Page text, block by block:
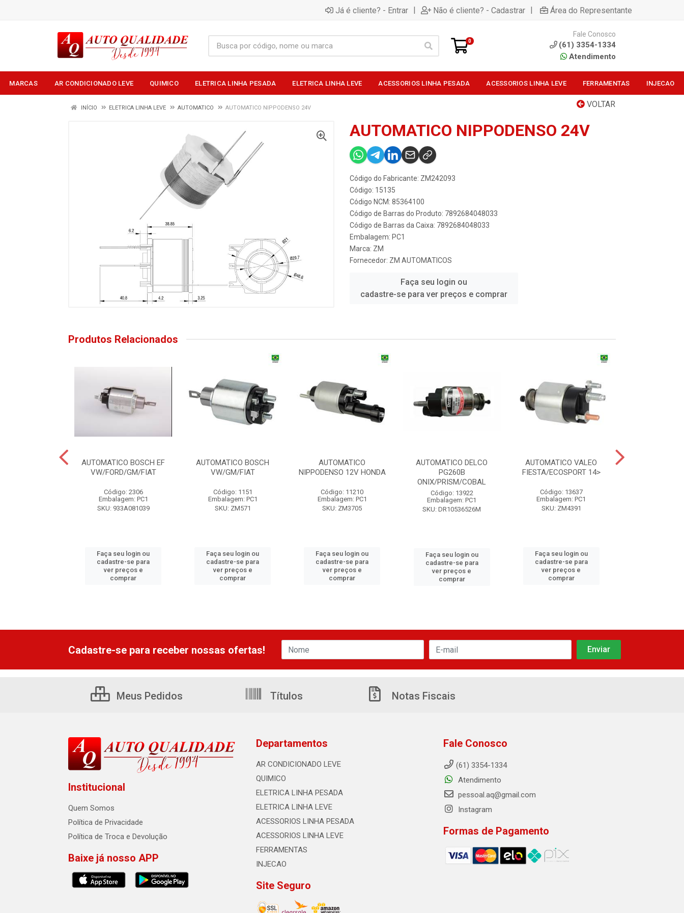
Já é cliente? - Entrar | Não é cliente? - Cadastrar | Área do Representante
0
Fale Conosco
(61) 3354-1334
Atendimento
MARCAS AR CONDICIONADO LEVE QUIMICO ELETRICA LINHA PESADA ELETRICA LINHA LEVE ACESSORIOS LINHA PESADA ACESSORIOS LINHA LEVE FERRAMENTAS INJECAO
VOLTAR
INÍCIO ELETRICA LINHA LEVE AUTOMATICO AUTOMATICO NIPPODENSO 24V
AUTOMATICO NIPPODENSO 24V
Código do Fabricante: ZM242093
Código: 15135
Código NCM: 85364100
Código de Barras do Produto: 7892684048033
Código de Barras da Caixa: 7892684048033
Embalagem: PC1
Marca: ZM
Fornecedor: ZM AUTOMATICOS
Faça seu login ou
cadastre-se para ver preços e comprar
Produtos Relacionados
AUTOMATICO BOSCH EF
VW/FORD/GM/FIAT
Código: 2306
Embalagem: PC1
SKU: 933A081039
Faça seu login ou
cadastre-se para
ver preços e
comprar
AUTOMATICO BOSCH
VW/GM/FIAT
Código: 1151
Embalagem: PC1
SKU: ZM571
Faça seu login ou
cadastre-se para
ver preços e
comprar
AUTOMATICO
NIPPODENSO 12V HONDA
Código: 11210
Embalagem: PC1
SKU: ZM3705
Faça seu login ou
cadastre-se para
ver preços e
comprar
AUTOMATICO DELCO
PG260B
ONIX/PRISM/COBAL
Código: 13922
Embalagem: PC1
SKU: DR10536526M
Faça seu login ou
cadastre-se para
ver preços e
comprar
AUTOMATICO VALEO
FIESTA/ECOSPORT 14>
Código: 13637
Embalagem: PC1
SKU: ZM4391
Faça seu login ou
cadastre-se para
ver preços e
comprar
Cadastre-se para receber nossas ofertas!
Meus Pedidos Títulos Notas Fiscais
Institucional
Quem Somos
Política de Privacidade
Política de Troca e Devolução
Baixe já nosso APP
Departamentos
AR CONDICIONADO LEVE
QUIMICO
ELETRICA LINHA PESADA
ELETRICA LINHA LEVE
ACESSORIOS LINHA PESADA
ACESSORIOS LINHA LEVE
FERRAMENTAS
INJECAO
Site Seguro
Fale Conosco
(61) 3354-1334
Atendimento
pessoal.aq@gmail.com
Instagram
Formas de Pagamento